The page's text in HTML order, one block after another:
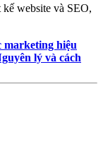
website và SEO,
marketing hiệu
lý và cách